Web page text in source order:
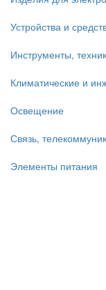
Устройства и
Инструменты,
Климатические и
Освещение
Связь,
Элементы питания